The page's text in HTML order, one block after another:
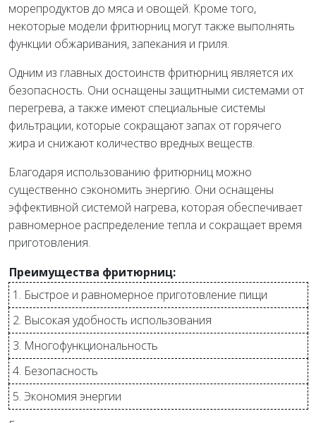
морепродуктов до мяса и овощей. Кроме того,
некоторые модели фритюрниц могут также выполнять
функции обжаривания, запекания и гриля.
Одним из главных достоинств фритюрниц является их
безопасность. Они оснащены защитными системами от
перегрева, а также имеют специальные системы
фильтрации, которые сокращают запах от горячего
жира и снижают количество вредных веществ.
Благодаря использованию фритюрниц можно
существенно сэкономить энергию. Они оснащены
эффективной системой нагрева, которая обеспечивает
равномерное распределение тепла и сокращает время
приготовления.
Преимущества фритюрниц:
1. Быстрое и равномерное приготовление пищи
2. Высокая удобность использования
3. Многофункциональность
4. Безопасность
5. Экономия энергии